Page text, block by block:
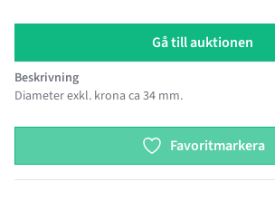
Gå till auktionen
Beskrivning
Diameter exkl. krona ca 34 mm.
Favoritmarkera